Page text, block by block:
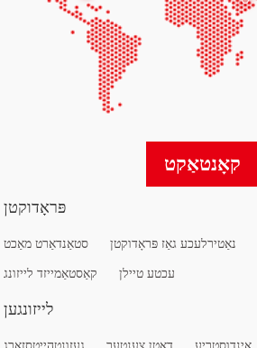
קאָנטאַקט
פּראָדוקטן
סטאַנדאַרט מאַכט נאַטירלעכע גאַז פּראָדוקטן
קאַסטאַמייזד לייזונג
עכטע טיילן
לייזונגען